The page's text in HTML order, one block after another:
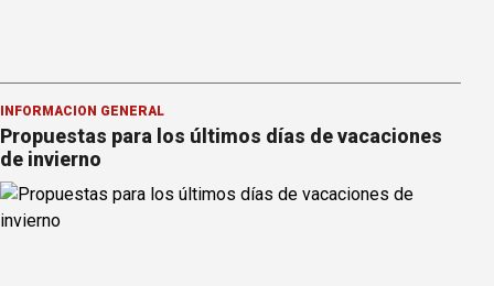
INFORMACION GENERAL
Propuestas para los últimos días de vacaciones
de invierno